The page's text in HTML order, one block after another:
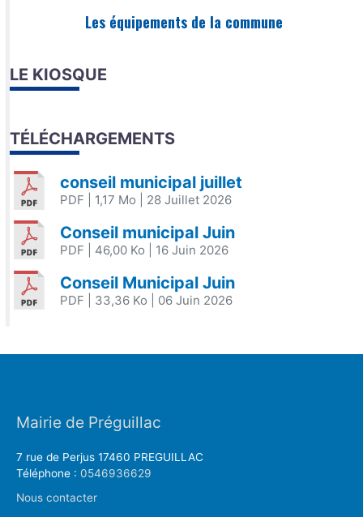
Les équipements de la commune
LE KIOSQUE
TÉLÉCHARGEMENTS
conseil municipal juillet
PDF | 1,17 Mo | 28 Juillet 2026
Conseil municipal Juin
PDF | 46,00 Ko | 16 Juin 2026
Conseil Municipal Juin
PDF | 33,36 Ko | 06 Juin 2026
Mairie de Préguillac
7 rue de Perjus 17460 PREGUILLAC
Téléphone : 0546936629
Nous contacter